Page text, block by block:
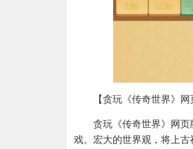
【贪玩《传奇世界》网
贪玩《传奇世界》网
戏。宏大的世界观，将上